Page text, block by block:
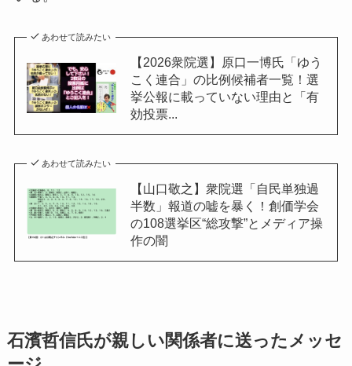
あわせて読みたい
【2026衆院選】原口一博氏「ゆう
こく連合」の比例候補者一覧！選
挙公報に載っていない理由と「有
効投票...
あわせて読みたい
【山口敬之】衆院選「自民単独過
半数」報道の嘘を暴く！創価学会
の108選挙区“総攻撃”とメディア操
作の闇
石濱哲信氏が親しい関係者に送ったメッセ